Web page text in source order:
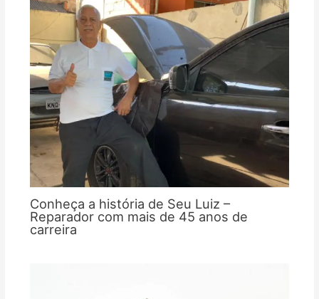
Conheça a história de Seu Luiz –
Reparador com mais de 45 anos de
carreira